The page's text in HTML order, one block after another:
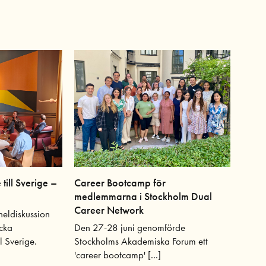
till Sverige –
Sverige.
Career Bootcamp för
medlemmarna i Stockholm Dual
Career Network
Den 27-28 juni genomförde
Stockholms Akademiska Forum ett
'career bootcamp' [...]